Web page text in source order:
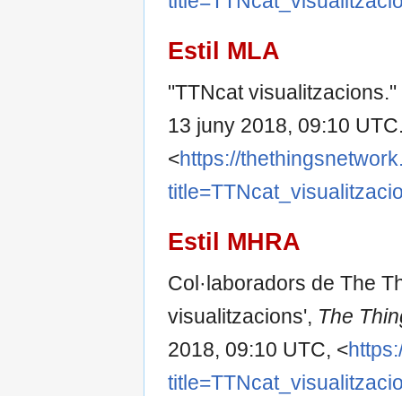
Estil MLA
"TTNcat visualitzacions."
13 juny 2018, 09:10
<https://
Estil MHRA
Col·laboradors de The
visualitzacions', The
2018, 09:10 UTC, <